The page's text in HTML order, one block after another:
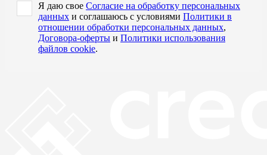
Я даю свое Согласие на обработку персональных
данных и соглашаюсь с условиями Политики в
отношении обработки персональных данных,
Договора-оферты и Политики использования
файлов cookie.